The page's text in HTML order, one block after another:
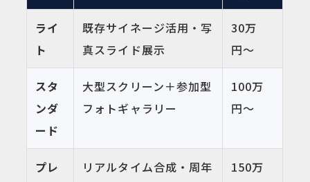
ライ
ト
既存サイネージ活用・写
真スライド展示
30万
円〜
スタ
ンダ
ード
大型スクリーン＋参加型
フォトギャラリー
100万
円〜
プレ
リアルタイム合成・周年
150万